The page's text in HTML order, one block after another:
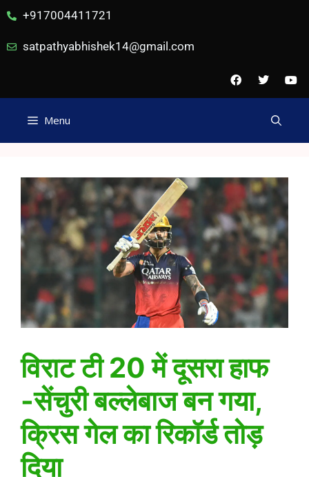
+917004411721
satpathyabhishek14@gmail.com
Menu
विराट टी 20 में दूसरा हाफ
-सेंचुरी बल्लेबाज बन गया,
क्रिस गेल का रिकॉर्ड तोड़
दिया